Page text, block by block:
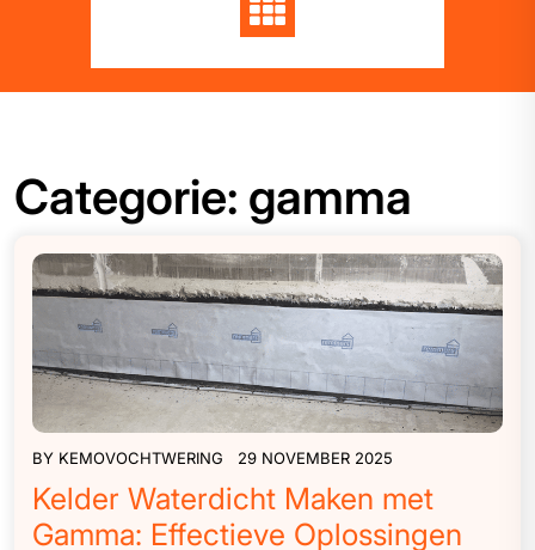
Categorie: gamma
BY KEMOVOCHTWERING 29 NOVEMBER 2025
Kelder Waterdicht Maken met
Gamma: Effectieve Oplossingen